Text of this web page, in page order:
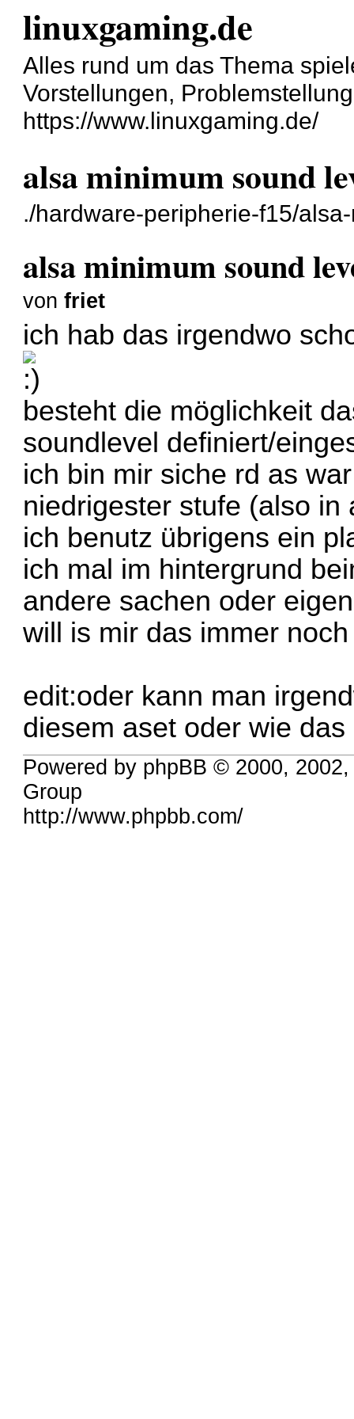
linuxgaming.de
Alles rund um das Thema
Vorstellungen,
https://www.linuxgaming.de/
alsa minimum sound
./hardware-peripherie-f15/
alsa minimum sound
vonfriet
ich hab das irgendwo
besteht die möglichkeit
soundlevel definiert/
ich bin mir siche rd as
niedrigester stufe (also
ich benutz übrigens ein
ich mal im hintergrund
andere sachen oder
will is mir das immer
edit:oder kann man
diesem aset oder wie das
Powered by phpBB © 2000,
Group
http://www.phpbb.com/